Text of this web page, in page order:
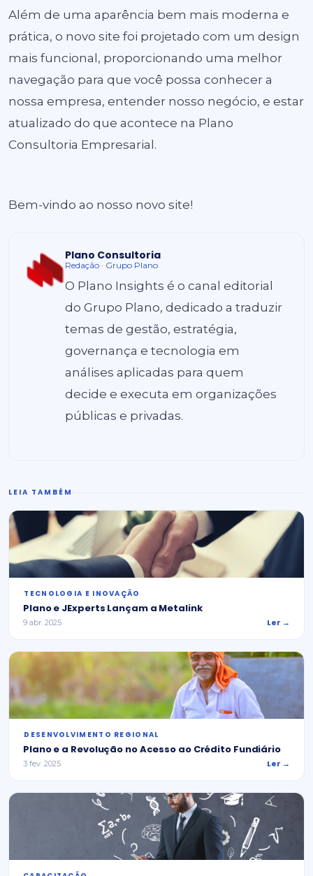
Além de uma aparência bem mais moderna e
prática, o novo site foi projetado com um design
mais funcional, proporcionando uma melhor
navegação para que você possa conhecer a
nossa empresa, entender nosso negócio, e estar
atualizado do que acontece na Plano
Consultoria Empresarial.
Bem-vindo ao nosso novo site!
Plano Consultoria
Redação · Grupo Plano
O Plano Insights é o canal editorial
do Grupo Plano, dedicado a traduzir
temas de gestão, estratégia,
governança e tecnologia em
análises aplicadas para quem
decide e executa em organizações
públicas e privadas.
LEIA TAMBÉM
⁠TECNOLOGIA E INOVAÇÃO
Plano e JExperts Lançam a Metalink
9 abr. 2025 Ler →
⁠DESENVOLVIMENTO REGIONAL
Plano e a Revolução no Acesso ao Crédito Fundiário
3 fev. 2025 Ler →